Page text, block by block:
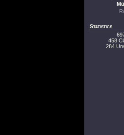
Statistics
458
284